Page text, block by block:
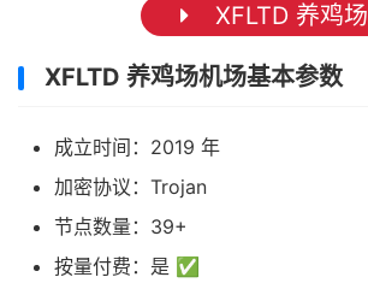
XFLTD 养鸡场
XFLTD 养鸡场机场基本参数
成立时间：2019 年
加密协议：Trojan
节点数量：39+
按量付费：是 ✅